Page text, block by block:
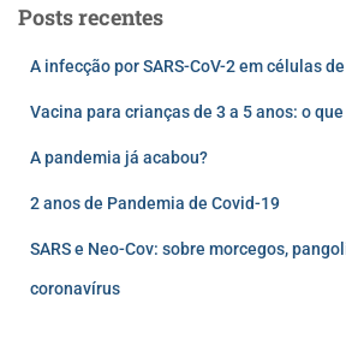
Posts recentes
A infecção por SARS-CoV-2 em células
Vacina para crianças de 3 a 5 anos: o
A pandemia já acabou?
2 anos de Pandemia de Covid-19
SARS e Neo-Cov: sobre morcegos,
coronavírus